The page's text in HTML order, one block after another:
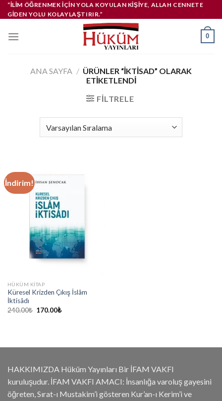
İçeriğe
atla
“İLIM ÖĞRENMEK IÇIN YOLA KOYULAN KIŞIYE, ALLAH CENNETE
GIDEN YOLU KOLAYLAŞTIRIR.”
0
ANA SAYFA / ÜRÜNLER “IKTISAD” OLARAK
ETIKETLENDI
FILTRELE
İndirim!
HÜKÜM KITAP
Küresel Krizden Çıkış İslâm
İktisâdı
240.00₺ Orijinal
170.00₺Şu
HAKKIMIZDA Hüküm Yayınları Bir İFAM VAKFI
kuruluşudur. İFAM VAKFI AMACI: İnsanlığa varoluş gayesini
öğreten, Sırat-ı Mustakim’i gösteren Kur’an-ı Kerim’i ve